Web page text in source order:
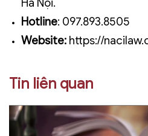
Hotline: 097.893.8505
Website: https://
Tin liên quan